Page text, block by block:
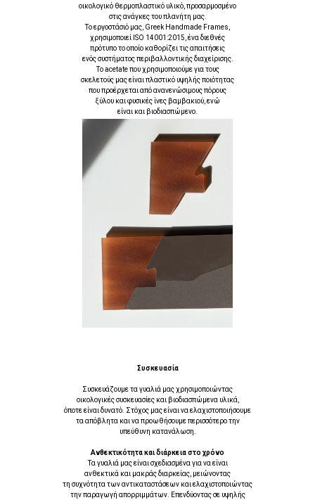
οικολογικό θερμοπλαστικό υλικό, προσαρμοσμένο
στις ανάγκες του πλανήτη μας.
Το εργοστάσιό μας, Greek Handmade Frames,
χρησιμοποιεί ISO 14001:2015, ένα διεθνές
πρότυπο το οποίο καθορίζει τις απαιτήσεις
ενός συστήματος περιβαλλοντικής διαχείρισης.
Τo acetate που χρησιμοποιούμε για τους
σκελετούς μας είναι πλαστικό υψηλής ποιότητας
που προέρχεται από ανανενώσιμους πόρους
ξύλου και φυσικές ίνες βαμβακιού, ενώ
είναι και βιοδιασπώμενο.
Συσκευασία
Συσκευάζουμε τα γυαλιά μας χρησιμοποιώντας
οικολογικές συσκευασίες και βιοδιασπώμενα υλικά,
όποτε είναι δυνατό. Στόχος μας είναι να ελαχιστοποιήσουμε
τα απόβλητα και να προωθήσουμε περισσότερο την
υπεύθυνη κατανάλωση.
Ανθεκτικότητα και διάρκεια στο χρόνο
Τα γυαλιά μας είναι σχεδιασμένα για να είναι
ανθεκτικά και μακράς διαρκείας, μειώνοντας
τη συχνότητα των αντικαταστάσεων και ελαχιστοποιώντας
την παραγωγή απορριμμάτων. Επενδύοντας σε υψηλής